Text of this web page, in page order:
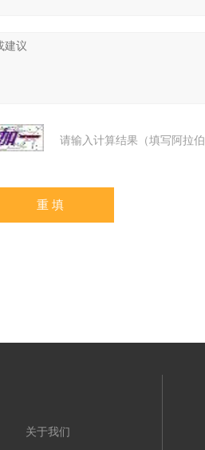
请输入计算结果（填写阿拉
关于我们